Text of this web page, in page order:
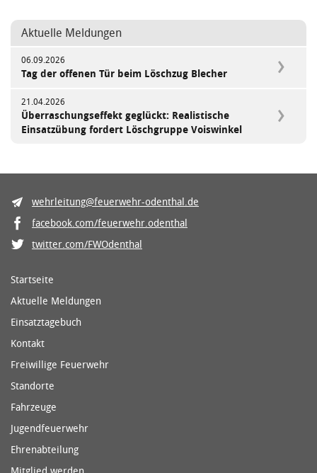
Aktuelle Meldungen
06.09.2026
Tag der offenen Tür beim Löschzug Blecher
21.04.2026
Überraschungseffekt geglückt: Realistische
Einsatzübung fordert Löschgruppe Voiswinkel
wehrleitung@feuerwehr-odenthal.de
facebook.com/feuerwehr.odenthal
twitter.com/FWOdenthal
Startseite
Aktuelle Meldungen
Einsatztagebuch
Kontakt
Freiwillige Feuerwehr
Standorte
Fahrzeuge
Jugendfeuerwehr
Ehrenabteilung